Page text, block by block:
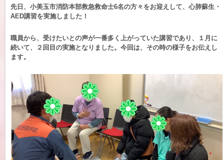
先日、小美玉市消防本部救急救命士6名の方々をお迎えして、心肺蘇生・
AED講習を実施しました！
職員から、受けたいとの声が一番多く上がっていた講習であり、１月に
続いて、２回目の実施となりました。今回は、その時の様子をお伝えし
ます。